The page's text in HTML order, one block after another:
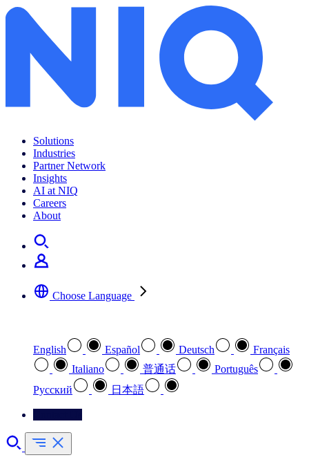
Solutions
Industries
Partner Network
Insights
AI at NIQ
Careers
About
Choose Language
English Español Deutsch
Français
Italiano
普通话
Português
Pусский
日本語